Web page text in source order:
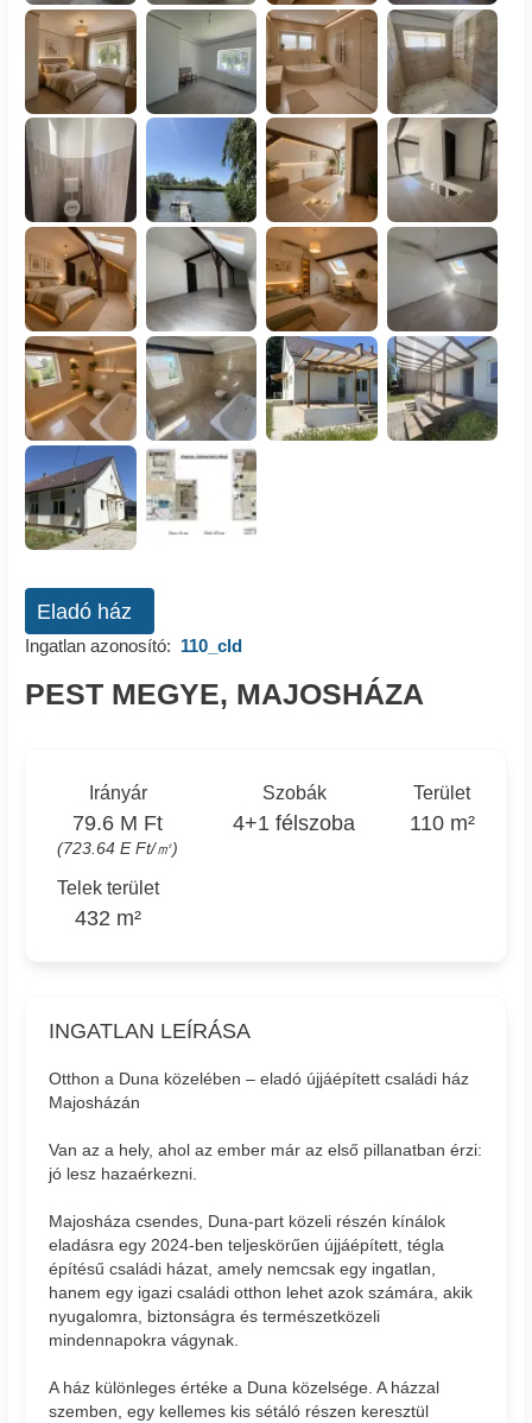
Eladó ház
Ingatlan azonosító: 110_cld
PEST MEGYE, MAJOSHÁZA
Irányár
79.6 M Ft
(723.64 E Ft/㎡)
Szobák
4+1 félszoba
Terület
110 m²
Telek terület
432 m²
INGATLAN LEÍRÁSA
Otthon a Duna közelében – eladó újjáépített családi ház
Majosházán
Van az a hely, ahol az ember már az első pillanatban érzi:
jó lesz hazaérkezni.
Majosháza csendes, Duna-part közeli részén kínálok
eladásra egy 2024-ben teljeskörűen újjáépített, tégla
építésű családi házat, amely nemcsak egy ingatlan,
hanem egy igazi családi otthon lehet azok számára, akik
nyugalomra, biztonságra és természetközeli
mindennapokra vágynak.
A ház különleges értéke a Duna közelsége. A házzal
szemben, egy kellemes kis sétáló részen keresztül